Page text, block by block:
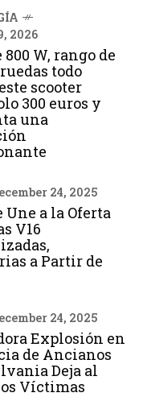
2026
W, rango de
todo
scooter
300 euros y
una
24, 2025
Une a la Oferta
V16
a Partir de
24, 2025
Explosión en
de Ancianos
Deja al
Víctimas